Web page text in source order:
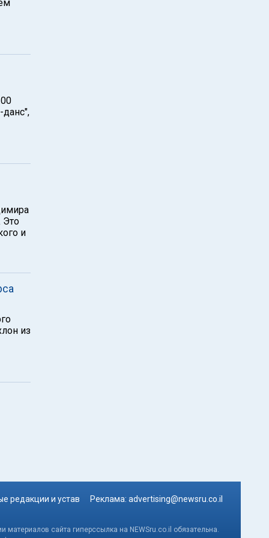
Это
и
из
редакции и устав Реклама: advertising@newsru.co.il
сайта гиперссылка на NEWSru.co.il обязательна.